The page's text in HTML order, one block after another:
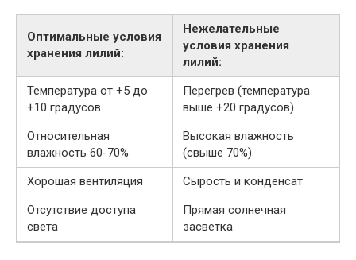
Оптимальные условия
хранения лилий:
Нежелательные
условия хранения
лилий:
Температура от +5 до
+10 градусов
Перегрев (температура
выше +20 градусов)
Относительная
влажность 60-70%
Высокая влажность
(свыше 70%)
Хорошая вентиляция
Сырость и конденсат
Отсутствие доступа
света
Прямая солнечная
засветка